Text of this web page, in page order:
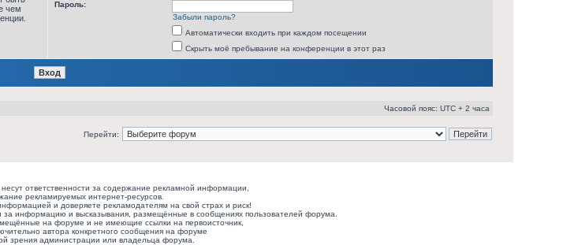
чем
Пароль:
Забыли пароль?
Автоматически входить при каждом посещении
Скрыть моё пребывание на конференции в этот раз
Часовой пояс: UTC + 2 часа
Перейти:
ответственности за содержание рекламной информации,
рекламируемых интернет-ресурсов.
и доверяете рекламодателям на свой страх и риск!
информацию и высказывания, размещённые в сообщениях пользователей форума.
на форуме и не имеющие ссылки на первоисточник,
автора конкретного сообщения на форуме
зрения администрации или владельца форума.